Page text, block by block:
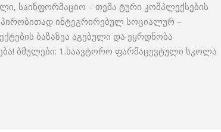
საინფორმაციო – თემა ტური კომპლექსების
ინტეგრირებულ სოციალურ –
ბაზაზეა აგებული და ეყრდნობა
ბმულები: 1.საავტორო ფარმაცევტული სკოლა